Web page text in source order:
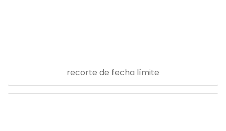
recorte de fecha límite